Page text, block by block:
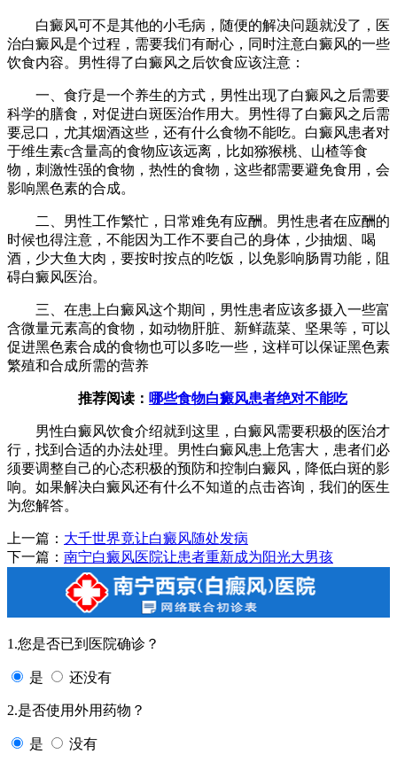
白癜风可不是其他的小毛病，随便的解决问题就没了，医
治白癜风是个过程，需要我们有耐心，同时注意白癜风的一些
饮食内容。男性得了白癜风之后饮食应该注意：
一、食疗是一个养生的方式，男性出现了白癜风之后需要
科学的膳食，对促进白斑医治作用大。男性得了白癜风之后需
要忌口，尤其烟酒这些，还有什么食物不能吃。白癜风患者对
于维生素c含量高的食物应该远离，比如猕猴桃、山楂等食
物，刺激性强的食物，热性的食物，这些都需要避免食用，会
影响黑色素的合成。
二、男性工作繁忙，日常难免有应酬。男性患者在应酬的
时候也得注意，不能因为工作不要自己的身体，少抽烟、喝
酒，少大鱼大肉，要按时按点的吃饭，以免影响肠胃功能，阻
碍白癜风医治。
三、在患上白癜风这个期间，男性患者应该多摄入一些富
含微量元素高的食物，如动物肝脏、新鲜蔬菜、坚果等，可以
促进黑色素合成的食物也可以多吃一些，这样可以保证黑色素
繁殖和合成所需的营养
推荐阅读： 哪些食物白癜风患者绝对不能吃
男性白癜风饮食介绍就到这里，白癜风需要积极的医治才
行，找到合适的办法处理。男性白癜风患上危害大，患者们必
须要调整自己的心态积极的预防和控制白癜风，降低白斑的影
响。如果解决白癜风还有什么不知道的点击咨询，我们的医生
为您解答。
上一篇： 大千世界竟让白癜风随处发病
下一篇： 南宁白癜风医院让患者重新成为阳光大男孩
1.您是否已到医院确诊？
是 还没有
2.是否使用外用药物？
是 没有